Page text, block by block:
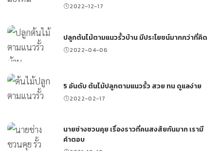
2022-12-17
ปลูกต้นไม้ตามแนวรั้วบ้าน มีประโยชน์มากกว่าที่คิด
2022-04-06
5 อันดับ ต้นไม้ปลูกตามแนวรั้ว สวย ทน ดูแลง่าย
2022-02-17
นายช่างชวนคุย เรื่องราวที่คนสงสัยกันมาก เรามี
คำตอบ